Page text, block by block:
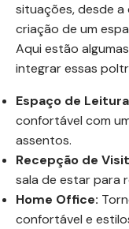
situações, desde
criação de um
Aqui estão
integrar essas
Espaço de
confortável com
assentos.
Recepção de
sala de estar para
Home Office:
confortável e